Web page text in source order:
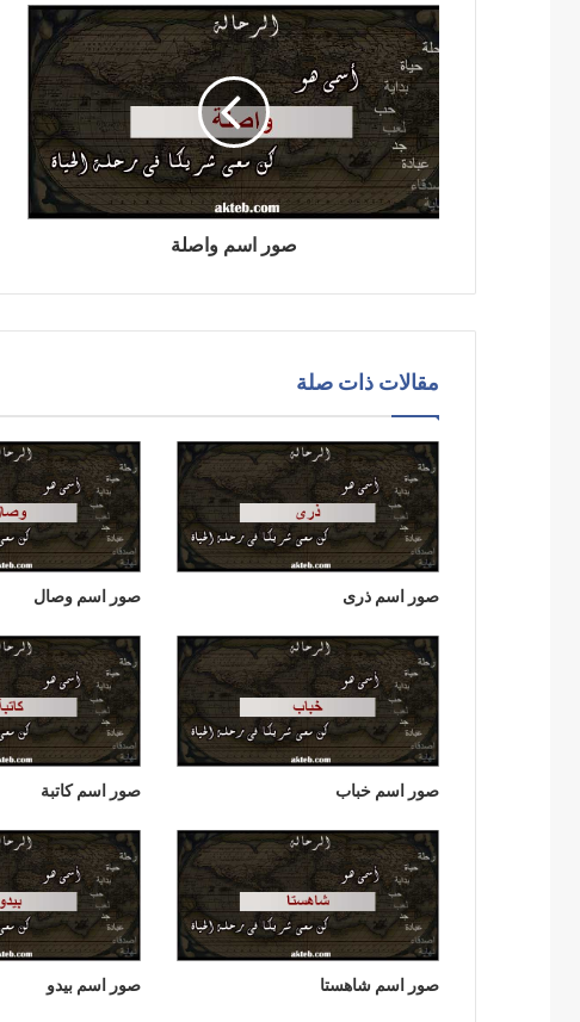
صور اسم واصلة
مقالات ذات صلة
صور اسم ذرى صور اسم وصال
صور اسم خباب صور اسم كاتبة
صور اسم شاهستا صور اسم بيدو